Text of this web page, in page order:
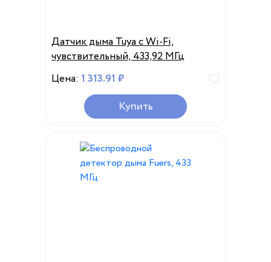
Датчик дыма Tuya с Wi-Fi,
чувствительный, 433,92 МГц
Цена: 1 313.91 ₽
Купить